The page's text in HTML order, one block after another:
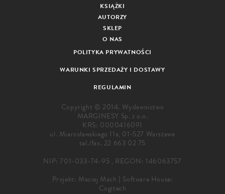
KSIĄŻKI
AUTORZY
SKLEP
O NAS
POLITYKA PRYWATNOŚCI
WARUNKI SPRZEDAŻY I DOSTAWY
REGULAMIN
Copyright © 2014. Wydawnictwo
MARGINESY Sp. z o.o.
KRS: 0000416091
ul. Mierosławskiego 11a, 01-527 Warszawa
tel./fax. 22 663 02 75
NIP: 701-033-74-95 , REGON: 146063757
Projekt: Maciej Mach | Software House:
Cogitech